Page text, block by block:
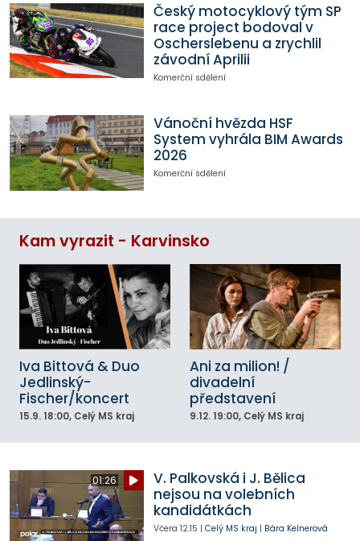
Český motocyklový tým SP
race project bodoval v
Oscherslebenu a zrychlil
závodní Aprilii
Komerční sdělení
Vánoční hvězda HSF
System vyhrála BIM Awards
2026
Komerční sdělení
Kam vyrazit - Karvinsko
Iva Bittová & Duo
Jedlinský-
Fischer/koncert
15.9. 18:00, Celý MS kraj
Ani za milion! /
divadelní
představení
9.12. 19:00, Celý MS kraj
01:26
V. Palkovská i J. Bělica
nejsou na volebních
kandidátkách
Včera 12:15 | Celý MS kraj | Bára Kelnerová